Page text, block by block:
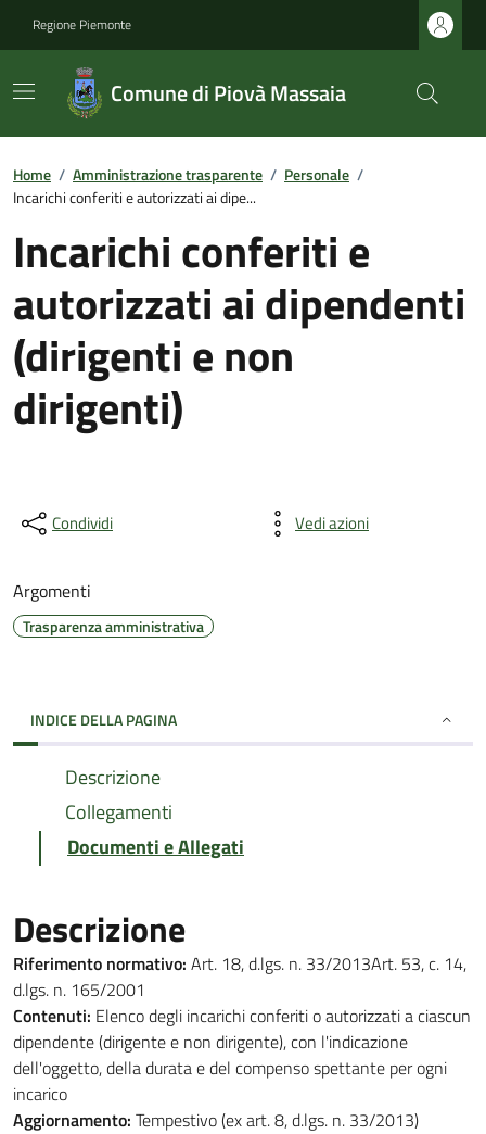
Regione Piemonte
Comune di Piovà Massaia
Home / Amministrazione trasparente / Personale /
Incarichi conferiti e autorizzati ai dipe...
Incarichi conferiti e
autorizzati ai dipendenti
(dirigenti e non
dirigenti)
Condividi Vedi azioni
Argomenti
Trasparenza amministrativa
INDICE DELLA PAGINA
Descrizione
Collegamenti
Documenti e Allegati
Descrizione
Riferimento normativo: Art. 18, d.lgs. n. 33/2013Art. 53, c. 14,
d.lgs. n. 165/2001
Contenuti: Elenco degli incarichi conferiti o autorizzati a ciascun
dipendente (dirigente e non dirigente), con l'indicazione
dell'oggetto, della durata e del compenso spettante per ogni
incarico
Aggiornamento: Tempestivo (ex art. 8, d.lgs. n. 33/2013)